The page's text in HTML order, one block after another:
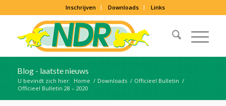
Inschrijven Downloads Links
Blog - laatste nieuws
U bevindt zich hier: Home / Downloads / Officieel Bulletin /
Officieel Bulletin 28 – 2020